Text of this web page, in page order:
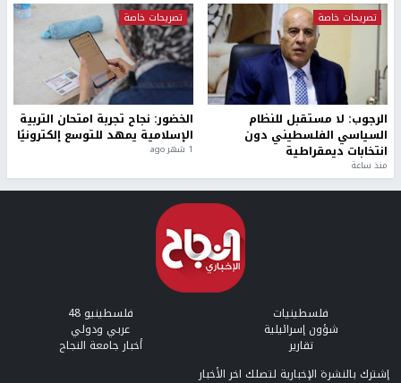
تصريحات خاصة
الرجوب: لا مستقبل للنظام
السياسي الفلسطيني دون
انتخابات ديمقراطية
منذ ساعة
تصريحات خاصة
الخضور: نجاح تجربة امتحان التربية
الإسلامية يمهد للتوسع إلكترونيًا
1 شهر ago
فلسطينيات فلسطينيو 48
شؤون إسرائيلية عربي ودولي
تقارير
أخبار جامعة النجاح
إشترك بالنشرة الإخبارية لتصلك اخر الأخبار